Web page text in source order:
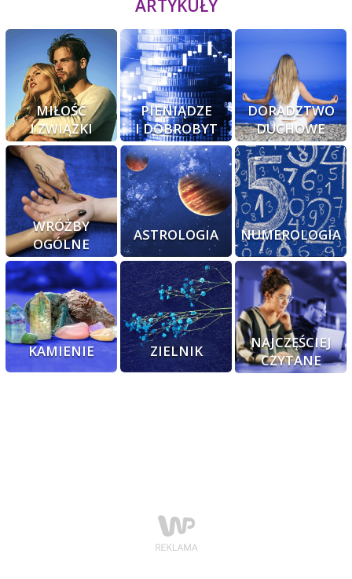
ARTYKUŁY
MIŁOŚĆ
I ZWIĄZKI
PIENIĄDZE
I DOBROBYT
DORADZTWO
DUCHOWE
WRÓŻBY
OGÓLNE
ASTROLOGIA NUMEROLOGIA
KAMIENIE ZIELNIK
NAJCZĘŚCIEJ
CZYTANE